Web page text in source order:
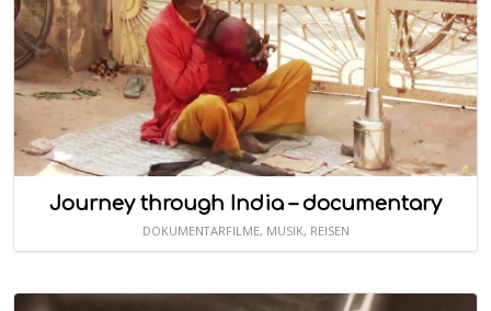
Journey through India – documentary
DOKUMENTARFILME, MUSIK, REISEN